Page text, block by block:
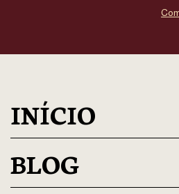
INÍCIO
BLOG